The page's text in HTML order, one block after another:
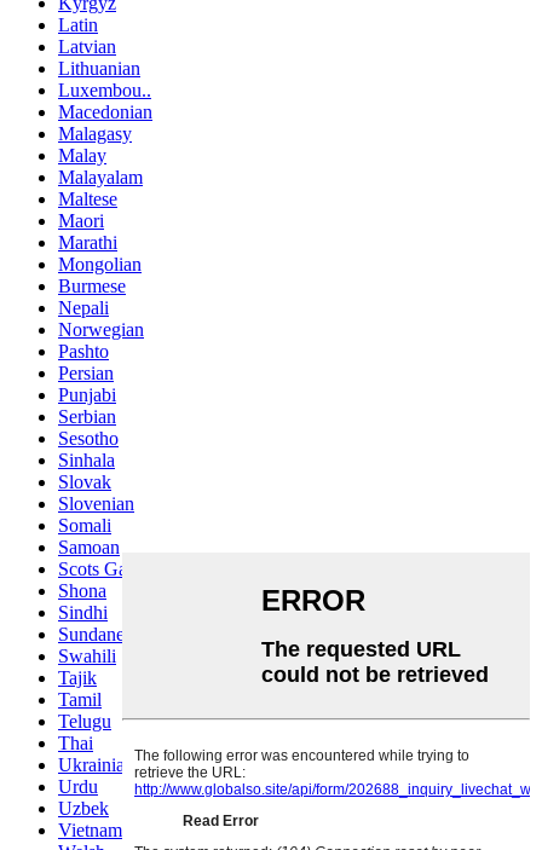
Latin
Latvian
Lithuanian
Luxembou..
Macedonian
Malagasy
Malay
Malayalam
Maltese
Maori
Marathi
Mongolian
Burmese
Nepali
Norwegian
Pashto
Persian
Punjabi
Serbian
Sesotho
Sinhala
Slovak
Slovenian
Somali
Samoan
Scots Gaelic
Shona
Sindhi
Sundanese
Swahili
Tajik
Tamil
Telugu
Thai
Ukrainian
Urdu
Uzbek
Vietnamese